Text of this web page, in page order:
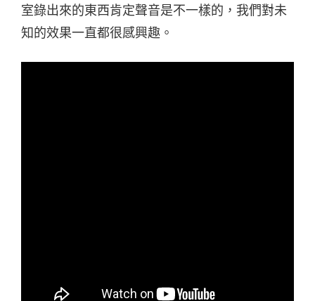
室錄出來的東西肯定聲音是不一樣的，我們對未
知的效果一直都很感興趣。